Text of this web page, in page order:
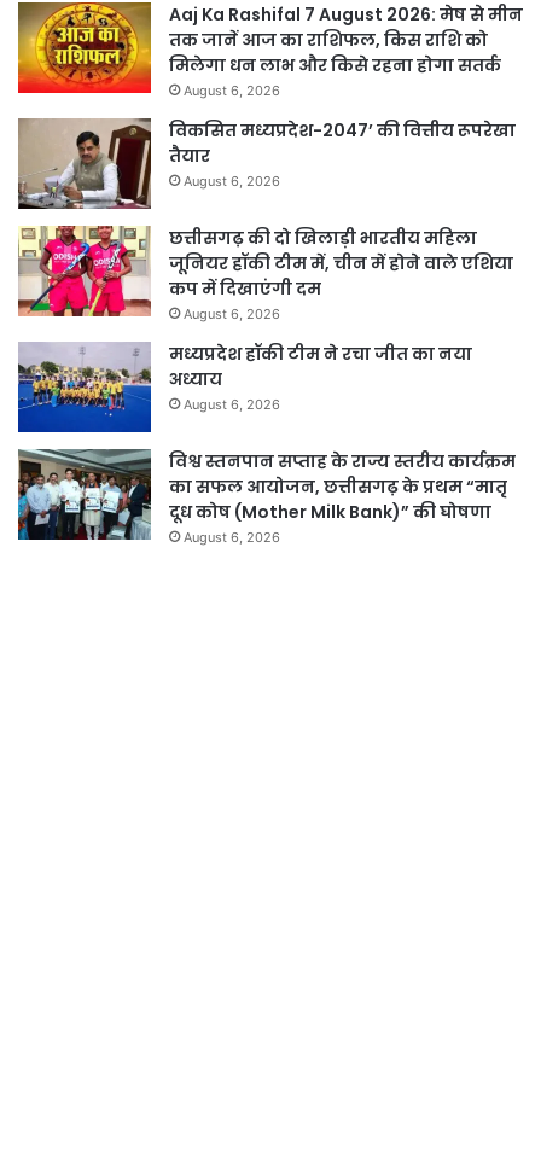
Aaj Ka Rashifal 7 August 2026: मेष से मीन
तक जानें आज का राशिफल, किस राशि को
मिलेगा धन लाभ और किसे रहना होगा सतर्क
August 6, 2026
विकसित मध्यप्रदेश-2047’ की वित्तीय रूपरेखा
तैयार
August 6, 2026
छत्तीसगढ़ की दो खिलाड़ी भारतीय महिला
जूनियर हॉकी टीम में, चीन में होने वाले एशिया
कप में दिखाएंगी दम
August 6, 2026
मध्यप्रदेश हॉकी टीम ने रचा जीत का नया
अध्याय
August 6, 2026
विश्व स्तनपान सप्ताह के राज्य स्तरीय कार्यक्रम
का सफल आयोजन, छत्तीसगढ़ के प्रथम “मातृ
दूध कोष (Mother Milk Bank)” की घोषणा
August 6, 2026